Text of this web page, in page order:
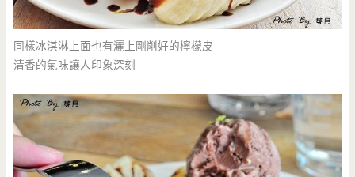
同樣冰淇淋上面也有灑上剛削好的檸檬皮
清香的氣味讓人印象深刻